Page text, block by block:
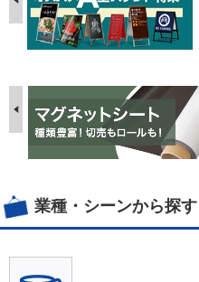
業種・シーンから探す